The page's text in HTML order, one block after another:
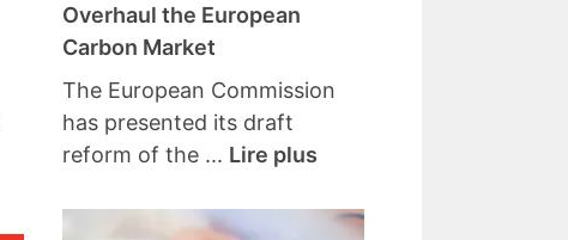
Overhaul the European
Carbon Market
The European Commission
has presented its draft
reform of the ... Lire plus